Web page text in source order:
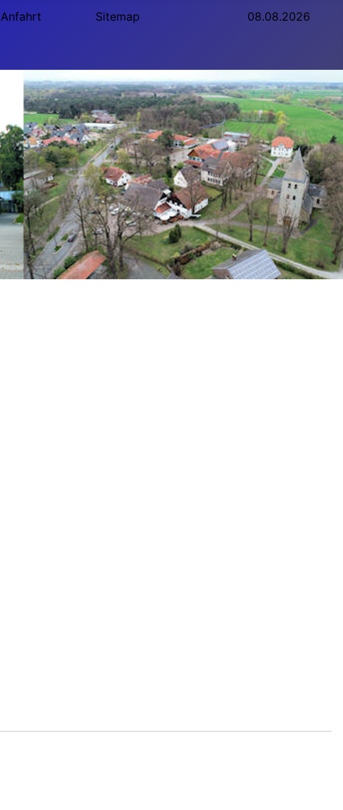
Anfahrt Sitemap 08.08.2026